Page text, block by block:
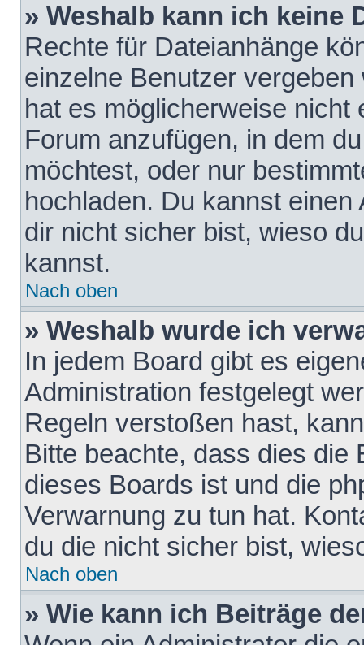
» Weshalb kann ich keine
Rechte für Dateianhänge
einzelne Benutzer
hat es möglicherweise nicht
Forum anzufügen, in dem
möchtest, oder nur
hochladen. Du kannst
dir nicht sicher bist, wieso
kannst.
Nach oben
» Weshalb wurde ich
In jedem Board gibt es
Administration festgelegt
Regeln verstoßen hast,
Bitte beachte, dass dies die
dieses Boards ist und die
Verwarnung zu tun hat.
du die nicht sicher bist,
Nach oben
» Wie kann ich Beiträge